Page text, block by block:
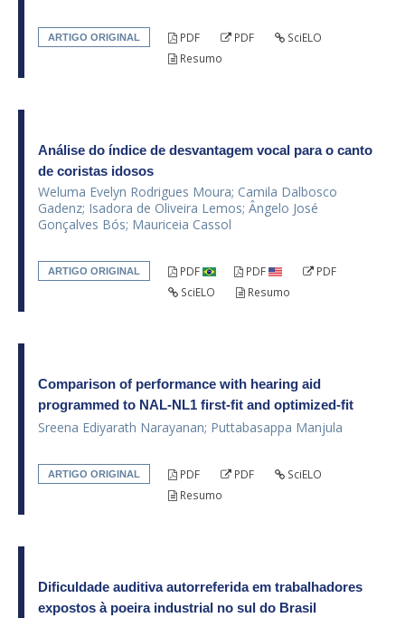
ARTIGO ORIGINAL PDF PDF
SciELO
Resumo
Análise do índice de desvantagem vocal para o canto
de coristas idosos
Weluma Evelyn Rodrigues Moura; Camila Dalbosco
Gadenz; Isadora de Oliveira Lemos; Ângelo José
Gonçalves Bós; Mauriceia Cassol
ARTIGO ORIGINAL PDF PDF
PDF
SciELO
Resumo
Comparison of performance with hearing aid
programmed to NAL-NL1 first-fit and optimized-fit
Sreena Ediyarath Narayanan; Puttabasappa Manjula
ARTIGO ORIGINAL PDF PDF
SciELO
Resumo
Dificuldade auditiva autorreferida em trabalhadores
expostos à poeira industrial no sul do Brasil